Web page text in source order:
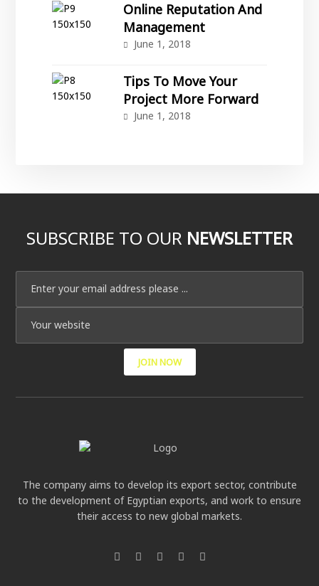
Online Reputation And
Management
June 1, 2018
Tips To Move Your
Project More Forward
June 1, 2018
SUBSCRIBE TO OUR NEWSLETTER
JOIN NOW
The company aims to develop its export sector, contribute
to the development of Egyptian exports, and work to ensure
their access to new global markets.